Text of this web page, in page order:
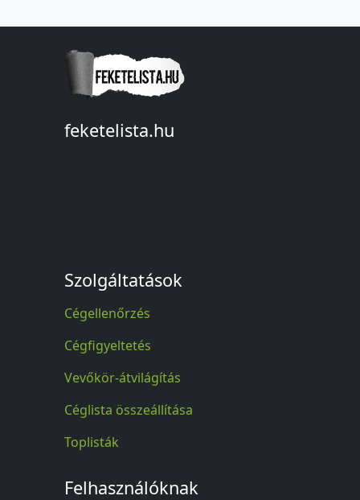
feketelista.hu
Szolgáltatások
Cégellenőrzés
Cégfigyeltetés
Vevőkör-átvilágítás
Céglista összeállítása
Toplisták
Felhasználóknak